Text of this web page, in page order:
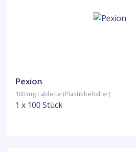
Pexion
100 mg Tablette (Plastikbehälter)
1 x 100 Stück